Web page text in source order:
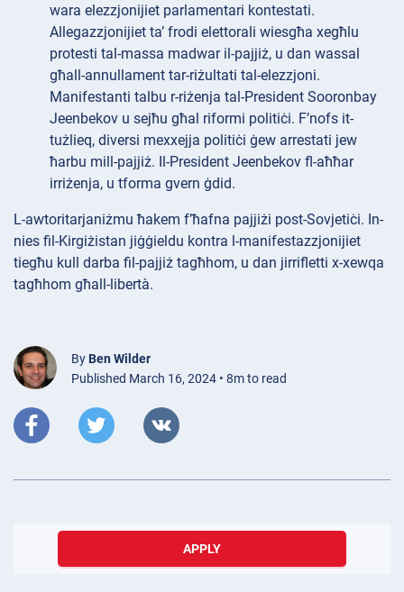
wara elezzjonijiet parlamentari kontestati.
Allegazzjonijiet ta’ frodi elettorali wiesgħa xegħlu
protesti tal-massa madwar il-pajjiż, u dan wassal
għall-annullament tar-riżultati tal-elezzjoni.
Manifestanti talbu r-riżenja tal-President Sooronbay
Jeenbekov u sejħu għal riformi politiċi. F’nofs it-
tużlieq, diversi mexxejja politiċi ġew arrestati jew
ħarbu mill-pajjiż. Il-President Jeenbekov fl-aħħar
irriżenja, u tforma gvern ġdid.
L-awtoritarjaniżmu ħakem f’ħafna pajjiżi post-Sovjetiċi. In-
nies fil-Kirgiżistan jiġġieldu kontra l-manifestazzjonijiet
tiegħu kull darba fil-pajjiż tagħhom, u dan jirrifletti x-xewqa
tagħhom għall-libertà.
By Ben Wilder
Published March 16, 2024 • 8m to read
APPLY